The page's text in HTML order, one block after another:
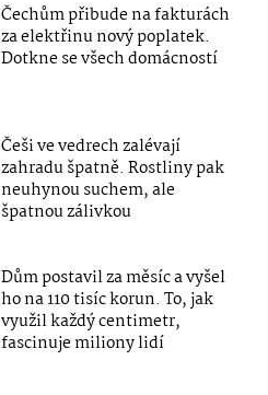
Čechům přibude na fakturách
za elektřinu nový poplatek.
Dotkne se všech domácností
Češi ve vedrech zalévají
zahradu špatně. Rostliny pak
neuhynou suchem, ale
špatnou zálivkou
Dům postavil za měsíc a vyšel
ho na 110 tisíc korun. To, jak
využil každý centimetr,
fascinuje miliony lidí